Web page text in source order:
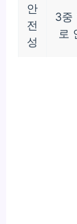
안
전
성
3중
로